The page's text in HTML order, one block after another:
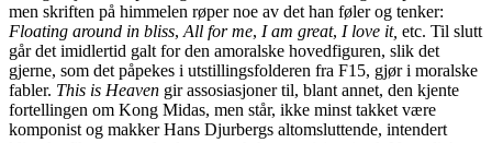
men skriften på himmelen røper noe av det han føler og tenker:
Floating around in bliss, All for me, I am great, I love it, etc. Til slutt
går det imidlertid galt for den amoralske hovedfiguren, slik det
gjerne, som det påpekes i utstillingsfolderen fra F15, gjør i moralske
fabler. This is Heaven gir assosiasjoner til, blant annet, den kjente
fortellingen om Kong Midas, men står, ikke minst takket være
komponist og makker Hans Djurbergs altomsluttende, intendert